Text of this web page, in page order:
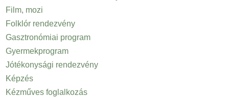
Film, mozi
Folklór rendezvény
Gasztronómiai program
Gyermekprogram
Jótékonysági rendezvény
Képzés
Kézműves foglalkozás